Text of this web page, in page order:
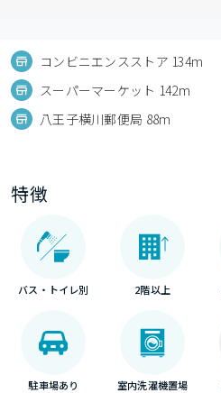
コンビニエンスストア 134m
スーパーマーケット 142m
八王子横川郵便局 88m
特徴
バス・トイレ別 2階以上
駐車場あり 室内洗濯機置場